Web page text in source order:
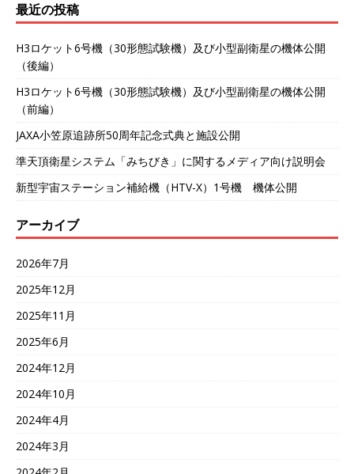
c
e
b
o
o
k
t
t
e
r
e
n
a
e
最近の投稿
H3ロケット6号機（30形態試験機）及び小型副衛星の機体公開
（後編）
H3ロケット6号機（30形態試験機）及び小型副衛星の機体公開
（前編）
JAXA小笠原追跡所50周年記念式典と施設公開
準天頂衛星システム「みちびき」に関するメディア向け説明会
新型宇宙ステーション補給機（HTV-X）1号機 機体公開
アーカイブ
2026年7月
2025年12月
2025年11月
2025年6月
2024年12月
2024年10月
2024年4月
2024年3月